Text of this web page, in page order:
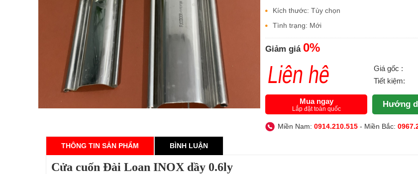
Kích thước: Tùy chọn
Tình trạng: Mới
Giảm giá 0%
Liên hệ
Giá gốc :
Tiết kiệm:
Mua ngay
Lắp đặt toàn quốc Hướng
Miền Nam:0914.210.515 - Miền Bắc:
THÔNG TIN SẢN PHẨM BÌNH LUẬN
Cửa cuốn Đài Loan INOX dầy 0.6ly